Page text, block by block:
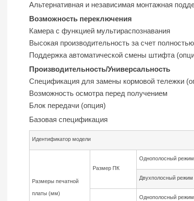
Альтернативная и независимая монтажная
Возможность переключения
Камера с функцией мультираспознавания
Высокая производительность за счет
Поддержка автоматической смены штифта
Производительность/Универсальность
Спецификация для замены кормовой тележки
Возможность осмотра перед получением
Блок передачи (опция)
Базовая спецификация
Идентификатор модели
Размеры печатной
платы (мм)
Размер ПК
Однополосный режим
Двухполосный режим
Однополосный режим